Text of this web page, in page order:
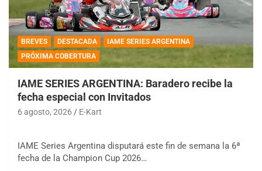
BREVES DESTACADA
IAME SERIES ARGENTINA
PRÓXIMA COBERTURA
IAME SERIES ARGENTINA: Baradero recibe la
fecha especial con Invitados
6 agosto, 2026 E-Kart
IAME Series Argentina disputará este fin de semana la 6ª
fecha de la Champion Cup 2026…